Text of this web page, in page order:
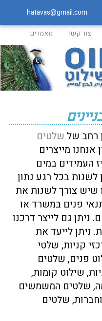
צור קשר מאמרים
רחב של שלטים
אנחנו מייצרים
העמידים במים
לשנות בכל רגע נתון
שיש צורך לשנות את
פנים במשרד או
גם לייצר דרכנו
ניתן לייעד את
קניות, שלטי
פנים, שלטים
שילוט קומות,
שלטים המשמשים
שלטים
hatavas@gmail.com